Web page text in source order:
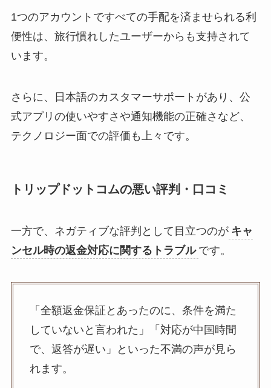
1つのアカウントですべての手配を済ませられる利
便性は、旅行慣れしたユーザーからも支持されて
います。
さらに、日本語のカスタマーサポートがあり、公
式アプリの使いやすさや通知機能の正確さなど、
テクノロジー面での評価も上々です。
トリップドットコムの悪い評判・口コミ
一方で、ネガティブな評判として目立つのが キャ
ンセル時の返金対応に関するトラブル です。
「全額返金保証とあったのに、条件を満た
していないと言われた」「対応が中国時間
で、返答が遅い」といった不満の声が見ら
れます。